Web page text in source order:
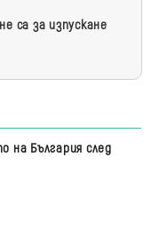
са за изпускане
на България след